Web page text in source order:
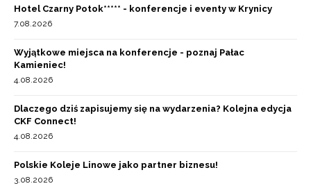
Hotel Czarny Potok***** - konferencje i eventy w Krynicy
7.08.2026
Wyjątkowe miejsca na konferencje - poznaj Pałac
Kamieniec!
4.08.2026
Dlaczego dziś zapisujemy się na wydarzenia? Kolejna edycja
CKF Connect!
4.08.2026
Polskie Koleje Linowe jako partner biznesu!
3.08.2026